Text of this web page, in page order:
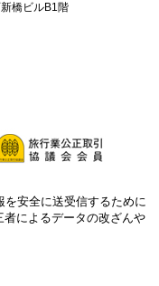
橋ビルB1階
を安全に送受信するために
によるデータの改ざんや